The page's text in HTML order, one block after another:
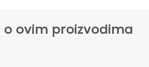
o ovim proizvodima